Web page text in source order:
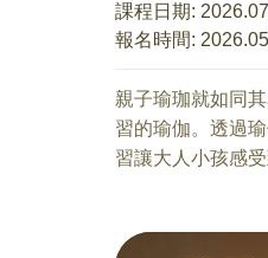
課程日期:
報名時間:
親子瑜珈就如同
習的瑜伽。透過
習讓大人小孩感
加安定平穩。